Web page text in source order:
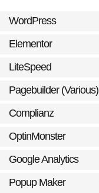
WordPress
Elementor
LiteSpeed
Pagebuilder (Various)
Complianz
OptinMonster
Google Analytics
Popup Maker